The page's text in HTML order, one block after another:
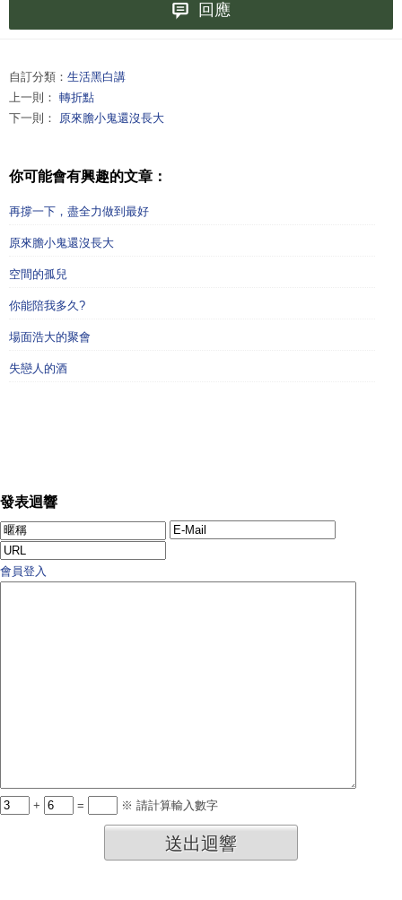
回應
自訂分類： 生活黑白講
上一則： 轉折點
下一則： 原來膽小鬼還沒長大
你可能會有興趣的文章：
再撐一下，盡全力做到最好
原來膽小鬼還沒長大
空間的孤兒
你能陪我多久?
場面浩大的聚會
失戀人的酒
發表迴響
會員登入
+ = ※ 請計算輸入數字
送出迴響